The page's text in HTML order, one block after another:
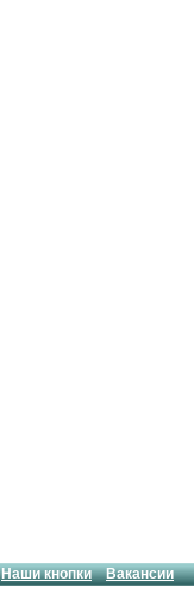
Наши кнопки Вакансии